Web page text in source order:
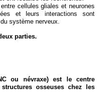
cellules gliales et neurones
et leurs interactions sont
système nerveux.
parties.
ou névraxe) est le centre
osseuses chez les